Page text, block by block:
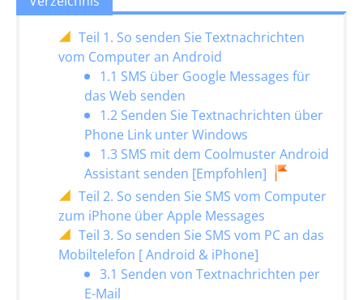
Teil 1. So senden Sie Textnachrichten
vom Computer an Android
1.1 SMS über Google Messages für
das Web senden
1.2 Senden Sie Textnachrichten über
Phone Link unter Windows
1.3 SMS mit dem Coolmuster Android
Assistant senden [Empfohlen]
Teil 2. So senden Sie SMS vom Computer
zum iPhone über Apple Messages
Teil 3. So senden Sie SMS vom PC an das
Mobiltelefon [ Android & iPhone]
3.1 Senden von Textnachrichten per
E-Mail